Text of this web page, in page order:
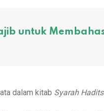
untuk
dalam kitab Syarah